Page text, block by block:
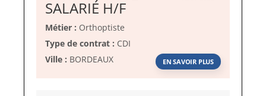
SALARIÉ H/F(Nouvelle
Métier : Orthoptiste
Type de contrat : CDI
Ville : BORDEAUX EN SAVOIR PLUS